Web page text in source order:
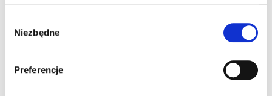
zgody
Niezbędne
Preferencje